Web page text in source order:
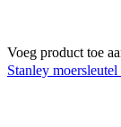
Voeg product toe
Stanley